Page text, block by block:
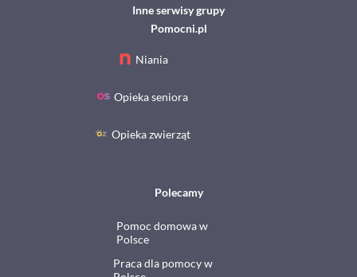
Niania
Opieka seniora
Opieka zwierząt
Inne serwisy grupy
Pomocni.pl
Pomoc domowa w
Polsce
Praca dla pomocy w
Polecamy